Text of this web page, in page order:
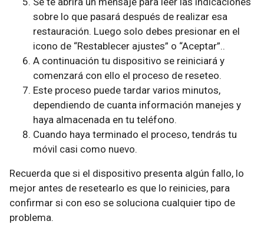
sobre lo que pasará después de realizar esa
restauración. Luego solo debes presionar en el
icono de “Restablecer ajustes” o “Aceptar”..
A continuación tu dispositivo se reiniciará y
comenzará con ello el proceso de reseteo.
Este proceso puede tardar varios minutos,
dependiendo de cuanta información manejes y
haya almacenada en tu teléfono.
Cuando haya terminado el proceso, tendrás tu
móvil casi como nuevo.
Recuerda que si el dispositivo presenta algún fallo, lo
mejor antes de resetearlo es que lo reinicies, para
confirmar si con eso se soluciona cualquier tipo de
problema.